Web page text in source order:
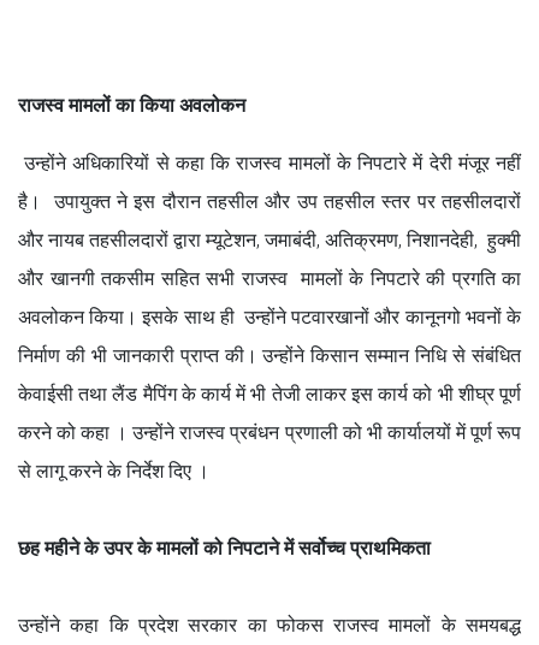
राजस्व मामलों का किया अवलोकन
उन्होंने अधिकारियों से कहा कि राजस्व मामलों के निपटारे में देरी मंजूर नहीं
है। उपायुक्त ने इस दौरान तहसील और उप तहसील स्तर पर तहसीलदारों
और नायब तहसीलदारों द्वारा म्यूटेशन, जमाबंदी, अतिक्रमण, निशानदेही, हुक्मी
और खानगी तकसीम सहित सभी राजस्व मामलों के निपटारे की प्रगति का
अवलोकन किया। इसके साथ ही उन्होंने पटवारखानों और कानूनगो भवनों के
निर्माण की भी जानकारी प्राप्त की। उन्होंने किसान सम्मान निधि से संबंधित
केवाईसी तथा लैंड मैपिंग के कार्य में भी तेजी लाकर इस कार्य को भी शीघ्र पूर्ण
करने को कहा । उन्होंने राजस्व प्रबंधन प्रणाली को भी कार्यालयों में पूर्ण रूप
से लागू करने के निर्देश दिए ।
छह महीने के उपर के मामलों को निपटाने में सर्वोच्च प्राथमिकता
उन्होंने कहा कि प्रदेश सरकार का फोकस राजस्व मामलों के समयबद्ध